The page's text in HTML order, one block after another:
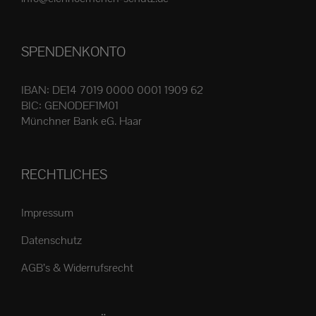
werden
SPENDENKONTO
IBAN: DE14 7019 0000 0001 1909 62
BIC: GENODEF1M01
Münchner Bank eG. Haar
RECHTLICHES
Impressum
Datenschutz
AGB’s & Widerrufsrecht